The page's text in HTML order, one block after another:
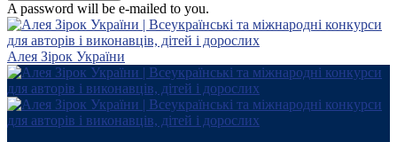
A password will be e-mailed to you.
Алея Зірок України